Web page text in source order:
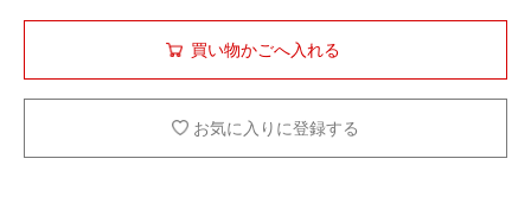
お気に入りに登録する